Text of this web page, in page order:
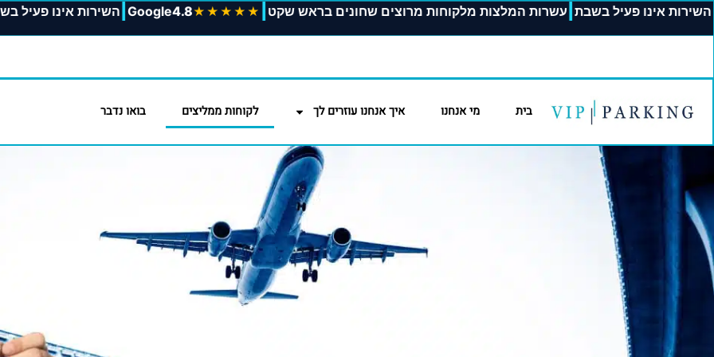
השירות אינו השירות אינו פעיל בשבת|עשרות המלצות מלקוחות מרוצים שחונים בראש שקט|
Google4.8★★★★★
|
בית מי אנחנו איך אנחנו עוזרים לך לקוחות ממליצים בואו נדבר